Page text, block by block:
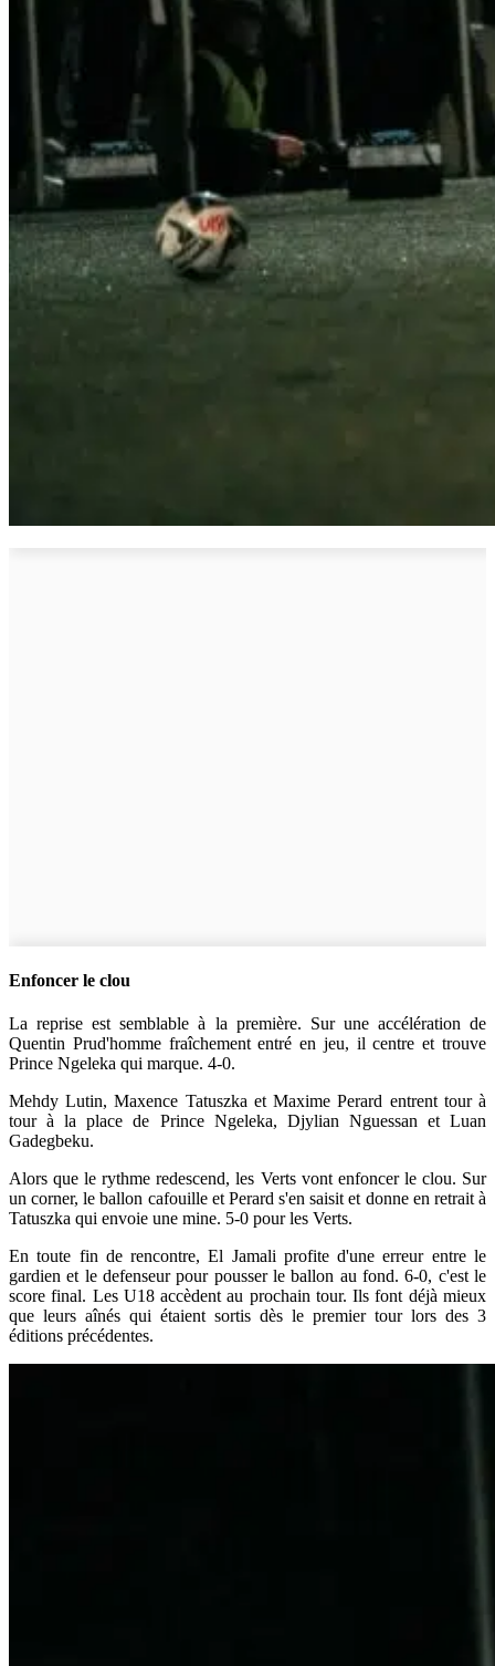
Enfoncer le clou
La reprise est semblable à la première. Sur une accélération de
Quentin Prud'homme fraîchement entré en jeu, il centre et trouve
Prince Ngeleka qui marque. 4-0.
Mehdy Lutin, Maxence Tatuszka et Maxime Perard entrent tour à
tour à la place de Prince Ngeleka, Djylian Nguessan et Luan
Gadegbeku.
Alors que le rythme redescend, les Verts vont enfoncer le clou. Sur
un corner, le ballon cafouille et Perard s'en saisit et donne en retrait à
Tatuszka qui envoie une mine. 5-0 pour les Verts.
En toute fin de rencontre, El Jamali profite d'une erreur entre le
gardien et le defenseur pour pousser le ballon au fond. 6-0, c'est le
score final. Les U18 accèdent au prochain tour. Ils font déjà mieux
que leurs aînés qui étaient sortis dès le premier tour lors des 3
éditions précédentes.